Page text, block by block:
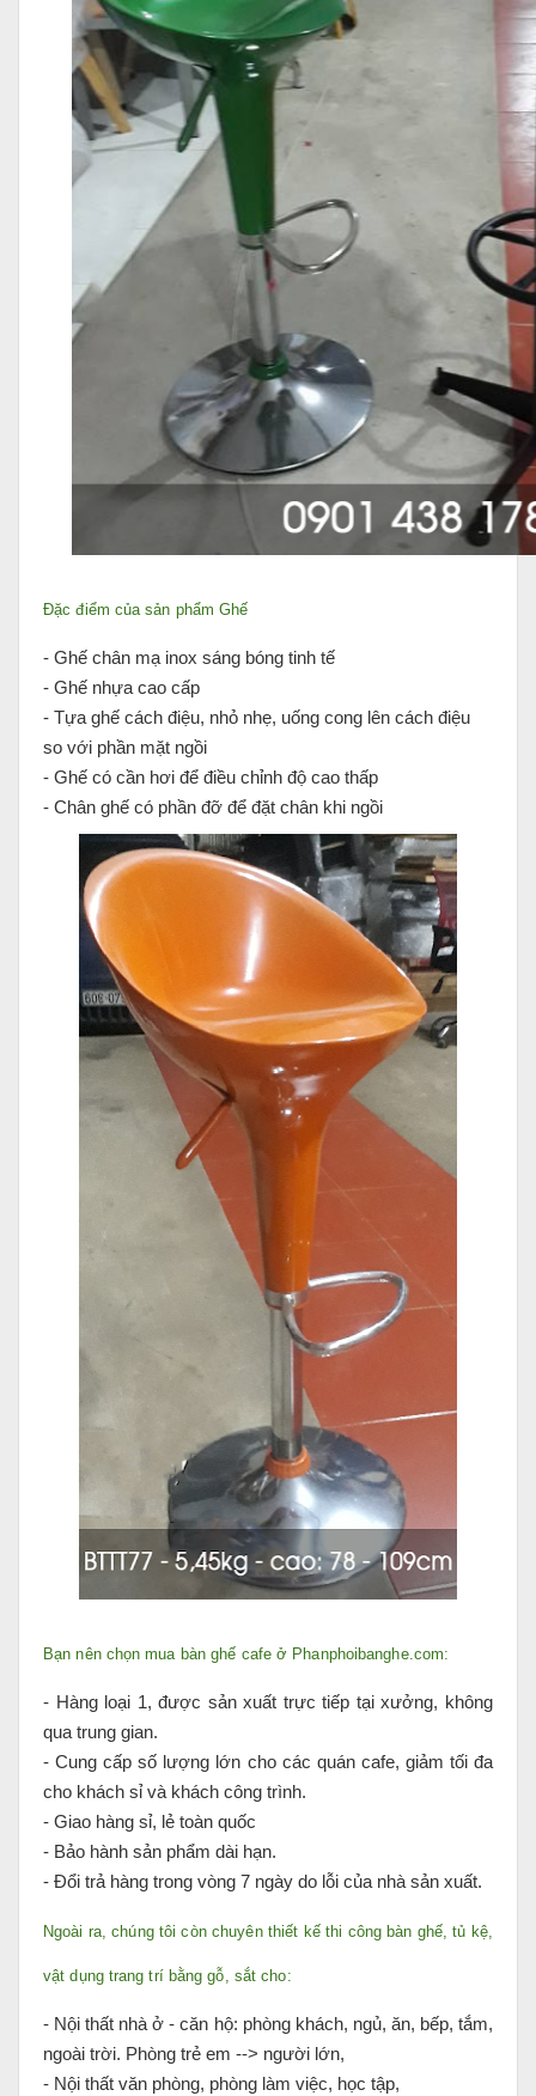
Đặc điểm của sản phẩm Ghế
- Ghế chân mạ inox sáng bóng tinh tế
- Ghế nhựa cao cấp
- Tựa ghế cách điệu, nhỏ nhẹ, uống cong lên cách điệu
so với phần mặt ngồi
- Ghế có cần hơi để điều chỉnh độ cao thấp
- Chân ghế có phần đỡ để đặt chân khi ngồi
Bạn nên chọn mua bàn ghế cafe ở Phanphoibanghe.com:
- Hàng loại 1, được sản xuất trực tiếp tại xưởng, không
qua trung gian.
- Cung cấp số lượng lớn cho các quán cafe, giảm tối đa
cho khách sỉ và khách công trình.
- Giao hàng sỉ, lẻ toàn quốc
- Bảo hành sản phẩm dài hạn.
- Đổi trả hàng trong vòng 7 ngày do lỗi của nhà sản xuất.
Ngoài ra, chúng tôi còn chuyên thiết kế thi công bàn ghế, tủ kệ,
vật dụng trang trí bằng gỗ, sắt cho:
- Nội thất nhà ở - căn hộ: phòng khách, ngủ, ăn, bếp, tắm,
ngoài trời. Phòng trẻ em --> người lớn,
- Nội thất văn phòng, phòng làm việc, học tập,